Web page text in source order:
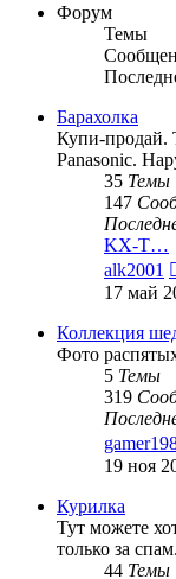
Форум
Темы
Барахолка
Купи-продай.
Panasonic.
35 Темы
147
KX-T…
alk2001
17 май
Коллекция
Фото
5 Темы
319
19 ноя
Курилка
Тут можете
только за спам.
44 Темы